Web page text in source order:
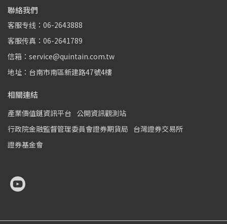
聯絡我們
客服专线：06-2643888
客服传真：06-2641789
信箱：service@quintain.com.tw
地址：台南市南區新建路47號4樓
相關連結
產業價值鏈資訊平台 公開資訊觀測站
行政院金融監督管理委員會證券期貨局 台灣證券交易所
證券基金會